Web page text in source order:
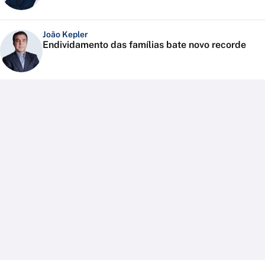
João Kepler
Endividamento das famílias bate novo recorde